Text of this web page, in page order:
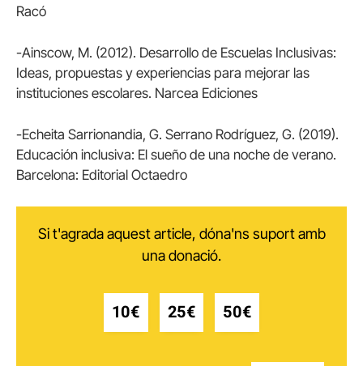
Racó
-Ainscow, M. (2012). Desarrollo de Escuelas Inclusivas:
Ideas, propuestas y experiencias para mejorar las
instituciones escolares. Narcea Ediciones
-Echeita Sarrionandia, G. Serrano Rodríguez, G. (2019).
Educación inclusiva: El sueño de una noche de verano.
Barcelona: Editorial Octaedro
Si t'agrada aquest article, dóna'ns suport amb
una donació.
10€ 25€ 50€